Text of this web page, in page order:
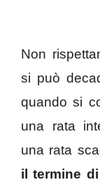
Non
si può
quando si
una rata
una rata
il termine